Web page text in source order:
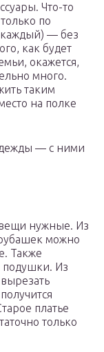
Что-то
по
каждый) — без
как будет
окажется,
много.
таким
на полке
— с ними
нужные. Из
можно
Также
подушки. Из
платье
только